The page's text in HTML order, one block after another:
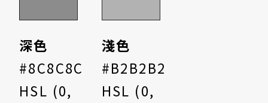
深色
#8C8C8C
HSL (0,
淺色
#B2B2B2
HSL (0,